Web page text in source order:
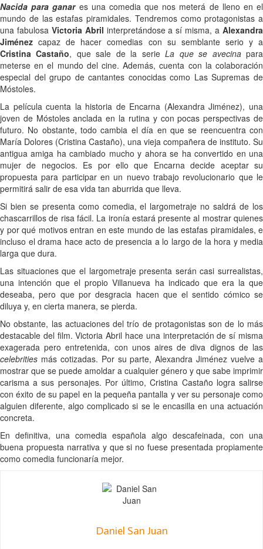
Nacida para ganares una comedia que nos meterá de lleno en el
mundo de las estafas piramidales. Tendremos como protagonistas a
una fabulosa Victoria Abril interpretándose a sí misma, aAlexandra
Jiménez capaz de hacer comedias con su semblante serio y a
Cristina Castaño, que sale de la serieLa que se avecinapara
meterse en el mundo del cine. Además, cuenta con la colaboración
especial del grupo de cantantes conocidas como Las Supremas de
Móstoles.
La película cuenta la historia de Encarna (Alexandra Jiménez), una
joven de Móstoles anclada en la rutina y con pocas perspectivas de
futuro. No obstante, todo cambia el día en que se reencuentra con
María Dolores (Cristina Castaño), una vieja compañera de instituto. Su
antigua amiga ha cambiado mucho y ahora se ha convertido en una
mujer de negocios. Es por ello que Encarna decide aceptar su
propuesta para participar en un nuevo trabajo revolucionario que le
permitirá salir de esa vida tan aburrida que lleva.
Si bien se presenta como comedia, el largometraje no saldrá de los
chascarrillos de risa fácil. La ironía estará presente al mostrar quienes
y por qué motivos entran en este mundo de las estafas piramidales, e
incluso el drama hace acto de presencia a lo largo de la hora y media
larga que dura.
Las situaciones que el largometraje presenta serán casi surrealistas,
una intención que el propio Villanueva ha indicado que era la que
deseaba, pero que por desgracia hacen que el sentido cómico se
diluya y, en cierta manera, se pierda.
No obstante, las actuaciones del trío de protagonistas son de lo más
destacable del film. Victoria Abril hace una interpretación de sí misma
exagerada pero entretenida, con unos aires de diva dignos de las
celebrities más cotizadas. Por su parte, Alexandra Jiménez vuelve a
mostrar que se puede amoldar a cualquier género y que sabe imprimir
carisma a sus personajes. Por último, Cristina Castaño logra salirse
con éxito de su papel en la pequeña pantalla y ver su personaje como
alguien diferente, algo complicado si se le encasilla en una actuación
concreta.
En definitiva, una comedia española algo descafeinada, con una
buena propuesta narrativa y que si no fuese presentada propiamente
como comedia funcionaría mejor.
Daniel San Juan